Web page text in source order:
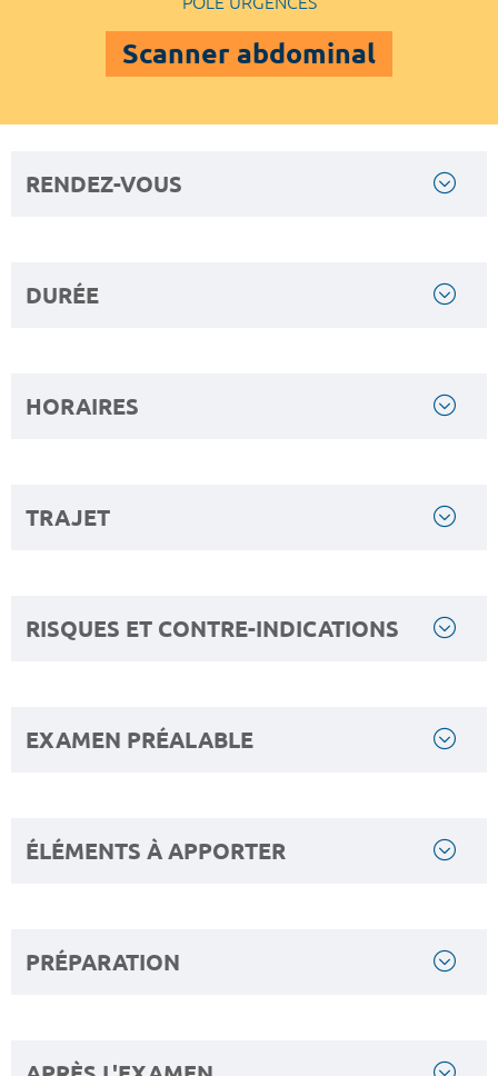
Scanner abdominal
RENDEZ-VOUS
DURÉE
HORAIRES
TRAJET
RISQUES ET CONTRE-INDICATIONS
EXAMEN PRÉALABLE
ÉLÉMENTS À APPORTER
PRÉPARATION